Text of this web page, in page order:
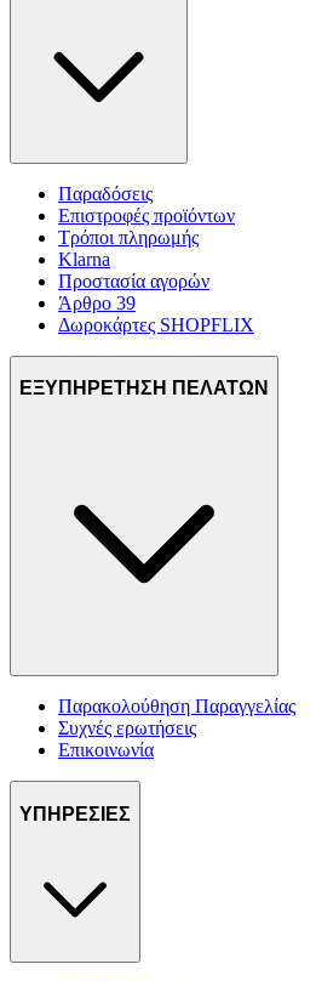
Παραδόσεις
Επιστροφές προϊόντων
Τρόποι πληρωμής
Klarna
Προστασία αγορών
Άρθρο 39
Δωροκάρτες SHOPFLIX
ΕΞΥΠΗΡΕΤΗΣΗ ΠΕΛΑΤΩΝ
Παρακολούθηση Παραγγελίας
Συχνές ερωτήσεις
Επικοινωνία
ΥΠΗΡΕΣΙΕΣ